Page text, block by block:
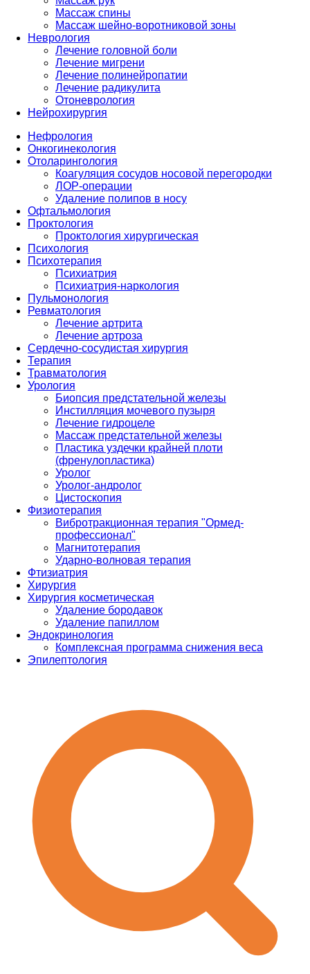
Массаж спины
Массаж шейно-воротниковой зоны
Неврология
Лечение головной боли
Лечение мигрени
Лечение полинейропатии
Лечение радикулита
Отоневрология
Нейрохирургия
Нефрология
Онкогинекология
Отоларингология
Коагуляция сосудов носовой перегородки
ЛОР-операции
Удаление полипов в носу
Офтальмология
Проктология
Проктология хирургическая
Психология
Психотерапия
Психиатрия
Психиатрия-наркология
Пульмонология
Ревматология
Лечение артрита
Лечение артроза
Сердечно-сосудистая хирургия
Терапия
Травматология
Урология
Биопсия предстательной железы
Инстилляция мочевого пузыря
Лечение гидроцеле
Массаж предстательной железы
Пластика уздечки крайней плоти
(френулопластика)
Уролог
Уролог-андролог
Цистоскопия
Физиотерапия
Вибротракционная терапия "Ормед-
профессионал"
Магнитотерапия
Ударно-волновая терапия
Фтизиатрия
Хирургия
Хирургия косметическая
Удаление бородавок
Удаление папиллом
Эндокринология
Комплексная программа снижения веса
Эпилептология